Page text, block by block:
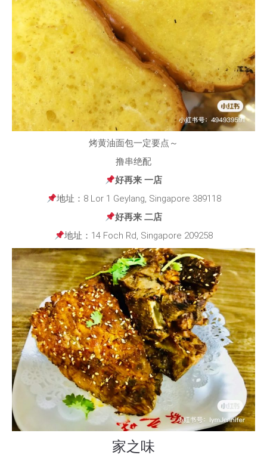
烤黄油面包一定要点～
撸串绝配
好再来 一店
地址：8 Lor 1 Geylang, Singapore 389118
好再来 二店
地址：14 Foch Rd, Singapore 209258
家之味